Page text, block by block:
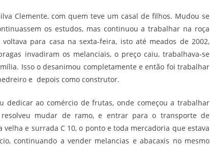
Clemente, com quem teve um casal de filhos. Mudou se
os estudos, mas continuou a trabalhar na roça
para casa na sexta-feira, isto até meados de 2002,
invadiram os melanciais, o preço caiu, trabalhava-se
Isso o desanimou completamente e então foi trabalhar
e depois como construtor.
dedicar ao comércio de frutas, onde começou a trabalhar
mudar de ramo, e entrar para o transporte de
e surrada C 10, o ponto e toda mercadoria que estava
continuando a vender melancias e abacaxis no mesmo